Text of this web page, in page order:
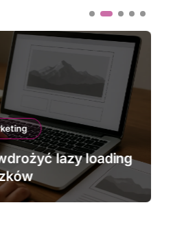
lazy loading